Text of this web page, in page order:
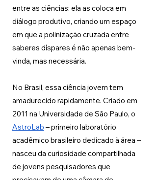
entre as ciências: ela as coloca em
diálogo produtivo, criando um espaço
em que a polinização cruzada entre
saberes díspares é não apenas bem-
vinda, mas necessária.
No Brasil, essa ciência jovem tem
amadurecido rapidamente. Criado em
2011 na Universidade de São Paulo, o
AstroLab – primeiro laboratório
acadêmico brasileiro dedicado à área –
nasceu da curiosidade compartilhada
de jovens pesquisadores que